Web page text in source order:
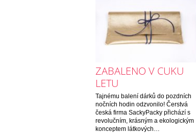
ZABALENO V CUKU
LETU
Tajnému balení dárků do pozdních
nočních hodin odzvonilo! Čerstvá
česká firma SackyPacky přichází s
revolučním, krásným a ekologickým
konceptem látkových…